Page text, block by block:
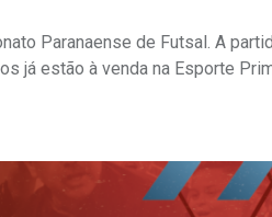
Paranaense de Futsal. A
já estão à venda na Esporte